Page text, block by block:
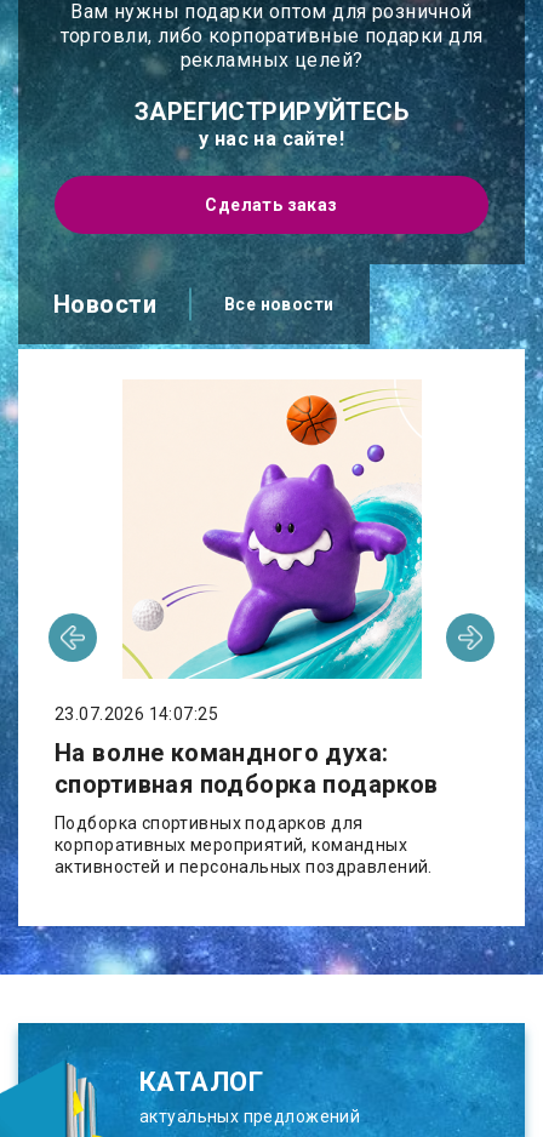
Вам нужны подарки оптом для розничной
торговли, либо корпоративные подарки для
рекламных целей?
ЗАРЕГИСТРИРУЙТЕСЬ
у нас на сайте!
Сделать заказ
Новости Все новости
При
23.07.2026 14:07:25
На волне командного духа:
спортивная подборка подарков
Подборка спортивных подарков для
корпоративных мероприятий, командных
активностей и персональных поздравлений.
В
игра
КАТАЛОГ
актуальных предложений